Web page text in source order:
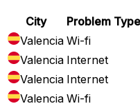
City Problem Type
Valencia Wi-fi
Valencia Internet
Valencia Internet
Valencia Wi-fi